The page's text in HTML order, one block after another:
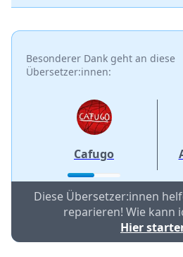
Besonderer Dank geht an diese
Übersetzer:innen:
Cafugo
Diese Übersetzer:innen
reparieren! Wie kann
Hier